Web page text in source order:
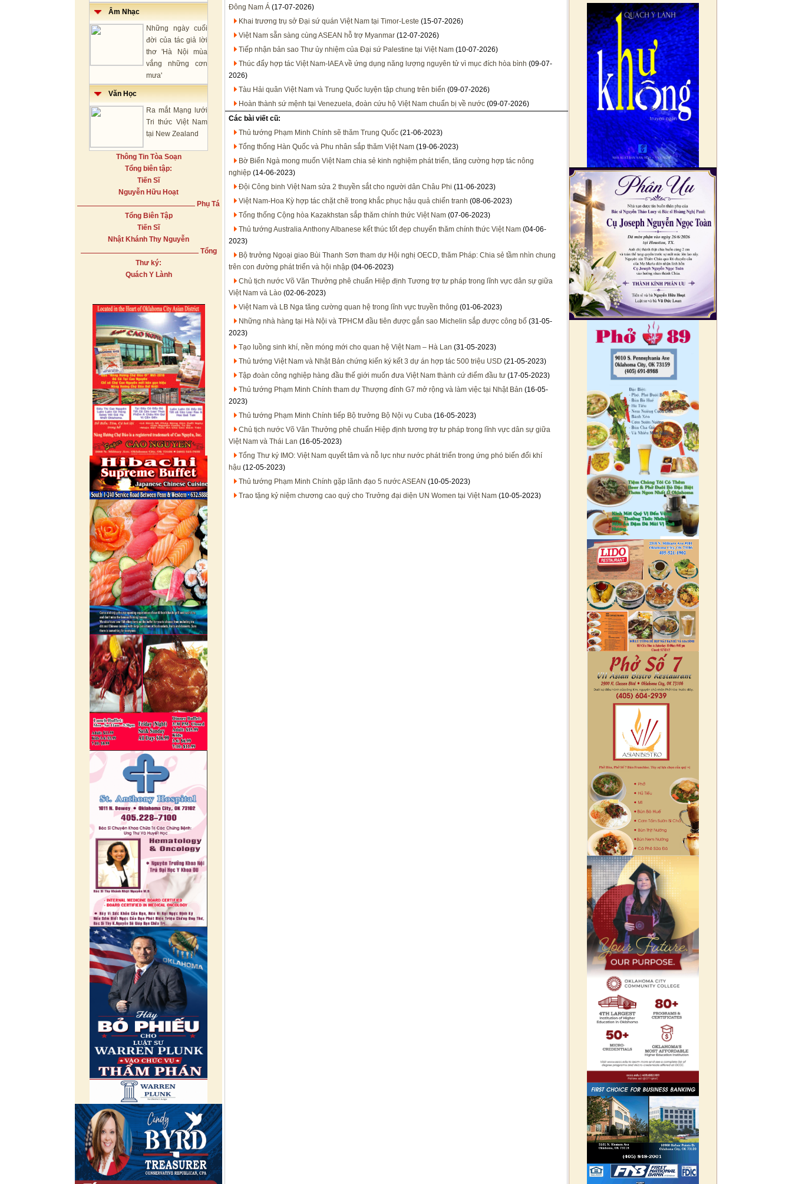
Âm Nhạc
Những ngày cuối
đời của tác giả lời
thơ 'Hà Nội mùa
vắng những cơn
mưa'
Văn Học
Ra mắt Mạng lưới
Tri thức Việt Nam
tại New Zealand
Thông Tin Tòa Soạn
Tổng biên tập:
Tiến Sĩ
Nguyễn Hữu Hoạt
Phụ Tá
Tổng Biên Tập
Tiến Sĩ
Nhật Khánh Thy Nguyễn
Tổng
Thư ký:
Quách Y Lành
Đông Nam Á (17-07-2026)
Khai trương trụ sở Đại sứ quán Việt Nam tại Timor-Leste (15-07-2026)
Việt Nam sẵn sàng cùng ASEAN hỗ trợ Myanmar (12-07-2026)
Tiếp nhận bản sao Thư ủy nhiệm của Đại sứ Palestine tại Việt Nam (10-07-2026)
Thúc đẩy hợp tác Việt Nam-IAEA về ứng dụng năng lượng nguyên tử vì mục đích hòa bình (09-07-
2026)
Tàu Hải quân Việt Nam và Trung Quốc luyện tập chung trên biển (09-07-2026)
Hoàn thành sứ mệnh tại Venezuela, đoàn cứu hộ Việt Nam chuẩn bị về nước (09-07-2026)
Các bài viết cũ:
Thủ tướng Phạm Minh Chính sẽ thăm Trung Quốc (21-06-2023)
Tổng thống Hàn Quốc và Phu nhân sắp thăm Việt Nam (19-06-2023)
Bờ Biển Ngà mong muốn Việt Nam chia sẻ kinh nghiệm phát triển, tăng cường hợp tác nông
nghiệp (14-06-2023)
Đội Công binh Việt Nam sửa 2 thuyền sắt cho người dân Châu Phi (11-06-2023)
Việt Nam-Hoa Kỳ hợp tác chặt chẽ trong khắc phục hậu quả chiến tranh (08-06-2023)
Tổng thống Cộng hòa Kazakhstan sắp thăm chính thức Việt Nam (07-06-2023)
Thủ tướng Australia Anthony Albanese kết thúc tốt đẹp chuyến thăm chính thức Việt Nam (04-06-
2023)
Bộ trưởng Ngoại giao Bùi Thanh Sơn tham dự Hội nghị OECD, thăm Pháp: Chia sẻ tầm nhìn chung
trên con đường phát triển và hội nhập (04-06-2023)
Chủ tịch nước Võ Văn Thưởng phê chuẩn Hiệp định Tương trợ tư pháp trong lĩnh vực dân sự giữa
Việt Nam và Lào (02-06-2023)
Việt Nam và LB Nga tăng cường quan hệ trong lĩnh vực truyền thông (01-06-2023)
Những nhà hàng tại Hà Nội và TPHCM đầu tiên được gắn sao Michelin sắp được công bố (31-05-
2023)
Tạo luồng sinh khí, nền móng mới cho quan hệ Việt Nam – Hà Lan (31-05-2023)
Thủ tướng Việt Nam và Nhật Bản chứng kiến ký kết 3 dự án hợp tác 500 triệu USD (21-05-2023)
Tập đoàn công nghiệp hàng đầu thế giới muốn đưa Việt Nam thành cứ điểm đầu tư (17-05-2023)
Thủ tướng Phạm Minh Chính tham dự Thượng đỉnh G7 mở rộng và làm việc tại Nhật Bản (16-05-
2023)
Thủ tướng Phạm Minh Chính tiếp Bộ trưởng Bộ Nội vụ Cuba (16-05-2023)
Chủ tịch nước Võ Văn Thưởng phê chuẩn Hiệp định tương trợ tư pháp trong lĩnh vực dân sự giữa
Việt Nam và Thái Lan (16-05-2023)
Tổng Thư ký IMO: Việt Nam quyết tâm và nỗ lực như nước phát triển trong ứng phó biến đổi khí
hậu (12-05-2023)
Thủ tướng Phạm Minh Chính gặp lãnh đạo 5 nước ASEAN (10-05-2023)
Trao tặng kỷ niệm chương cao quý cho Trưởng đại diện UN Women tại Việt Nam (10-05-2023)